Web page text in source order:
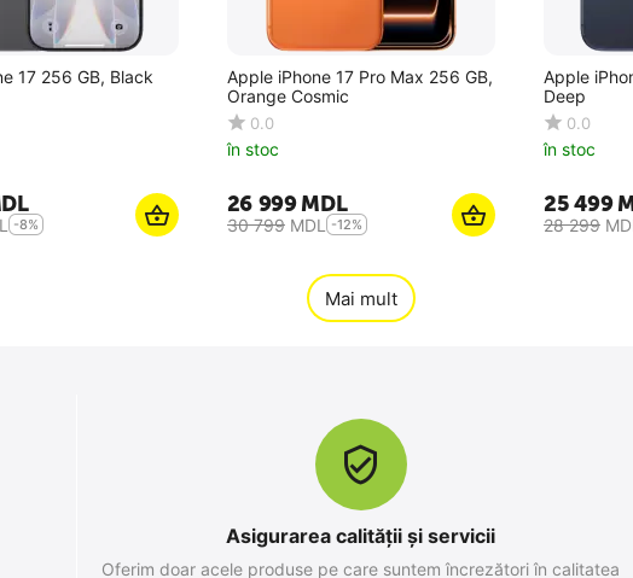
17 256 GB, Black
-8%
Apple iPhone 17 Pro Max 256 GB,
Orange Cosmic
0.0
în stoc
26 999MDL
30 799 MDL -12%
Apple
Deep
0.0
în stoc
25 499
28 299
Mai mult
Asigurarea calității și servicii
Oferim doar acele produse pe care suntem încrezători în calitatea